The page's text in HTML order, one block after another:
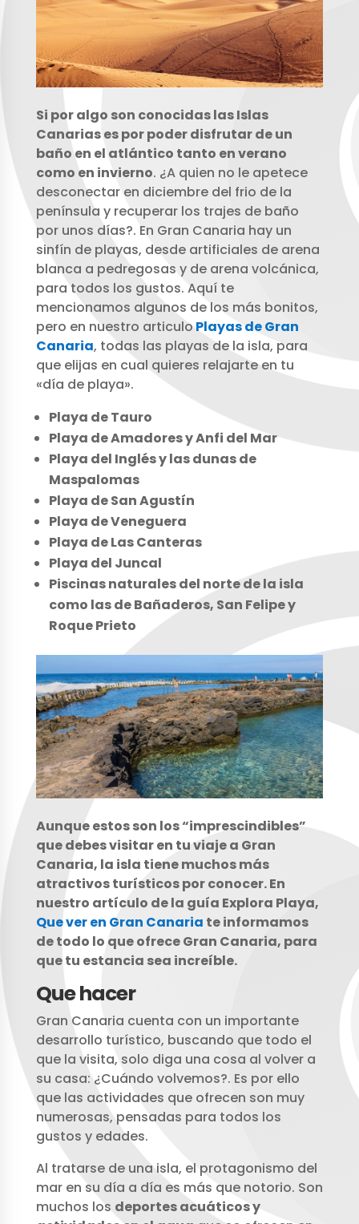
Si por algo son conocidas las Islas
Canarias es por poder disfrutar de un
baño en el atlántico tanto en verano
como en invierno. ¿A quien no le apetece
desconectar en diciembre del frio de la
península y recuperar los trajes de baño
por unos días?. En Gran Canaria hay un
sinfín de playas, desde artificiales de arena
blanca a pedregosas y de arena volcánica,
para todos los gustos. Aquí te
mencionamos algunos de los más bonitos,
pero en nuestro articulo Playas de Gran
Canaria, todas las playas de la isla, para
que elijas en cual quieres relajarte en tu
«día de playa».
Playa de Tauro
Playa de Amadores y Anfi del Mar
Playa del Inglés y las dunas de
Maspalomas
Playa de San Agustín
Playa de Veneguera
Playa de Las Canteras
Playa del Juncal
Piscinas naturales del norte de la isla
como las de Bañaderos, San Felipe y
Roque Prieto
Aunque estos son los “imprescindibles”
que debes visitar en tu viaje a Gran
Canaria, la isla tiene muchos más
atractivos turísticos por conocer. En
nuestro artículo de la guía Explora Playa,
Que ver en Gran Canaria te informamos
de todo lo que ofrece Gran Canaria, para
que tu estancia sea increíble.
Que hacer
Gran Canaria cuenta con un importante
desarrollo turístico, buscando que todo el
que la visita, solo diga una cosa al volver a
su casa: ¿Cuándo volvemos?. Es por ello
que las actividades que ofrecen son muy
numerosas, pensadas para todos los
gustos y edades.
Al tratarse de una isla, el protagonismo del
mar en su día a día es más que notorio. Son
muchos los deportes acuáticos y